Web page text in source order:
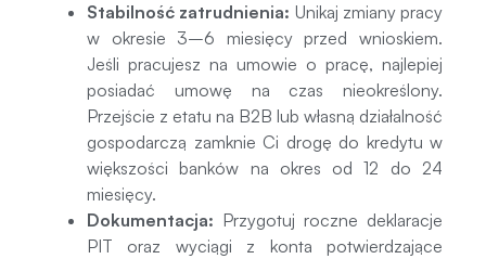
Stabilność zatrudnienia: Unikaj zmiany pracy
w okresie 3–6 miesięcy przed wnioskiem.
Jeśli pracujesz na umowie o pracę, najlepiej
posiadać umowę na czas nieokreślony.
Przejście z etatu na B2B lub własną działalność
gospodarczą zamknie Ci drogę do kredytu w
większości banków na okres od 12 do 24
miesięcy.
Dokumentacja: Przygotuj roczne deklaracje
PIT oraz wyciągi z konta potwierdzające